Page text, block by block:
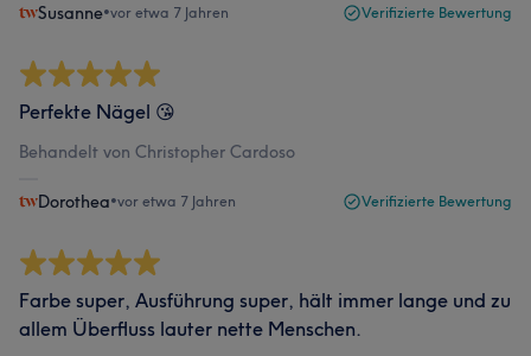
Susanne•vor etwa 7 Jahren Verifizierte Bewertung
Perfekte Nägel 😘
Behandelt von Christopher Cardoso
Dorothea•vor etwa 7 Jahren Verifizierte Bewertung
Farbe super, Ausführung super, hält immer lange und zu
allem Überfluss lauter nette Menschen.